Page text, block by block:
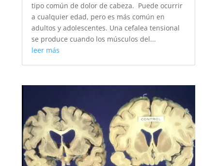
tipo común de dolor de cabeza. Puede ocurrir
a cualquier edad, pero es más común en
adultos y adolescentes. Una cefalea tensional
se produce cuando los músculos del...
leer más